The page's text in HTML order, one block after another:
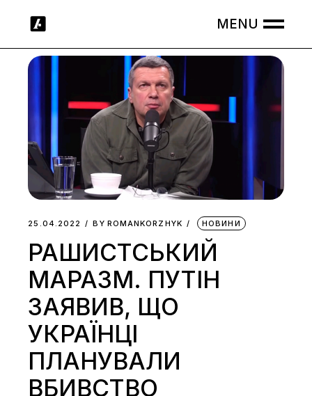
25.04.2022 BY ROMANKORZHYK НОВИНИ
РАШИСТСЬКИЙ
МАРАЗМ. ПУТІН
ЗАЯВИВ, ЩО
УКРАЇНЦІ
ПЛАНУВАЛИ
ВБИВСТВО